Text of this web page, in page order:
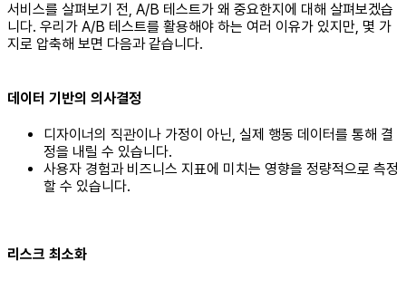
서비스를 살펴보기 전, A/B 테스트가 왜 중요한지에 대해 살펴보겠습
니다. 우리가 A/B 테스트를 활용해야 하는 여러 이유가 있지만, 몇 가
지로 압축해 보면 다음과 같습니다.
데이터 기반의 의사결정
디자이너의 직관이나 가정이 아닌, 실제 행동 데이터를 통해 결
정을 내릴 수 있습니다.
사용자 경험과 비즈니스 지표에 미치는 영향을 정량적으로 측정
할 수 있습니다.
리스크 최소화